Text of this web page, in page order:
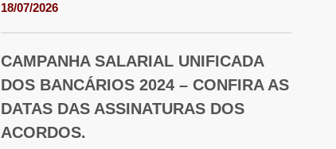
18/07/2026
CAMPANHA SALARIAL UNIFICADA
DOS BANCÁRIOS 2024 – CONFIRA AS
DATAS DAS ASSINATURAS DOS
ACORDOS.